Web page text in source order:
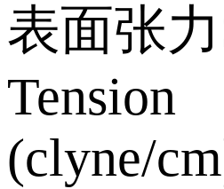
表面张
Tension
(clyne/